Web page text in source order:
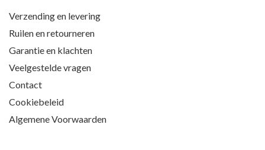
Verzending en levering
Ruilen en retourneren
Garantie en klachten
Veelgestelde vragen
Contact
Cookiebeleid
Algemene Voorwaarden